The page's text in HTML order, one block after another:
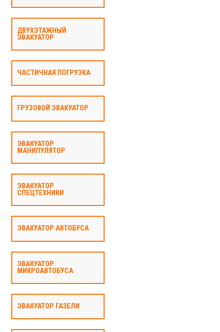
ДВУХЭТАЖНЫЙ
ЭВАКУАТОР
ЧАСТИЧНАЯ ПОГРУЗКА
ГРУЗОВОЙ ЭВАКУАТОР
ЭВАКУАТОР
МАНИПУЛЯТОР
ЭВАКУАТОР
СПЕЦТЕХНИКИ
ЭВАКУАТОР АВТОБУСА
ЭВАКУАТОР
МИКРОАВТОБУСА
ЭВАКУАТОР ГАЗЕЛИ